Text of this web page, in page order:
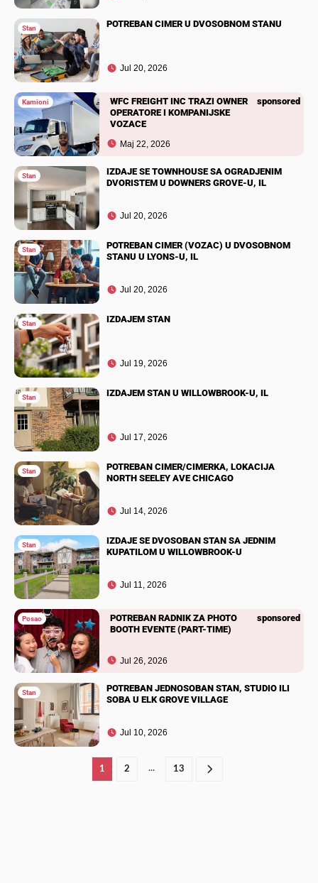
Stan POTREBAN CIMER U DVOSOBNOM STANU
Jul 20, 2026
Kamioni
WFC FREIGHT INC TRAZI OWNER
OPERATORE I KOMPANIJSKE
VOZACE
sponsored
Maj 22, 2026
Stan
IZDAJE SE TOWNHOUSE SA OGRADJENIM
DVORISTEM U DOWNERS GROVE-U, IL
Jul 20, 2026
Stan
POTREBAN CIMER (VOZAC) U DVOSOBNOM
STANU U LYONS-U, IL
Jul 20, 2026
Stan IZDAJEM STAN
Jul 19, 2026
Stan IZDAJEM STAN U WILLOWBROOK-U, IL
Jul 17, 2026
Stan
POTREBAN CIMER/CIMERKA, LOKACIJA
NORTH SEELEY AVE CHICAGO
Jul 14, 2026
Stan
IZDAJE SE DVOSOBAN STAN SA JEDNIM
KUPATILOM U WILLOWBROOK-U
Jul 11, 2026
Posao
POTREBAN RADNIK ZA PHOTO
BOOTH EVENTE (PART-TIME)
sponsored
Jul 26, 2026
Stan
POTREBAN JEDNOSOBAN STAN, STUDIO ILI
SOBA U ELK GROVE VILLAGE
Jul 10, 2026
1 2 ... 13